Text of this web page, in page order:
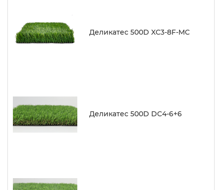
Деликатес 500D XC3-8F-MC
Деликатес 500D DC4-6+6